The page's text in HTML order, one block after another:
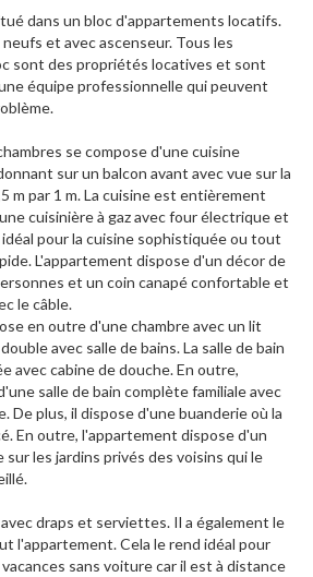
dans un bloc d'appartements locatifs.
et avec ascenseur. Tous les
sont des propriétés locatives et sont
équipe professionnelle qui peuvent
se compose d'une cuisine
sur un balcon avant avec vue sur la
m par 1 m. La cuisine est entièrement
cuisinière à gaz avec four électrique et
pour la cuisine sophistiquée ou tout
L'appartement dispose d'un décor de
et un coin canapé confortable et
le câble.
en outre d'une chambre avec un lit
avec salle de bains. La salle de bain
avec cabine de douche. En outre,
salle de bain complète familiale avec
De plus, il dispose d'une buanderie où la
En outre, l'appartement dispose d'un
sur les jardins privés des voisins qui le
draps et serviettes. Il a également le
l'appartement. Cela le rend idéal pour
sans voiture car il est à distance